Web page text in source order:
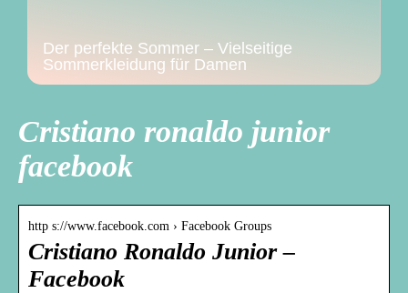
Der perfekte Sommer – Vielseitige
Sommerkleidung für Damen
Cristiano ronaldo junior
facebook
http s://www.facebook.com › Facebook Groups
Cristiano Ronaldo Junior –
Facebook